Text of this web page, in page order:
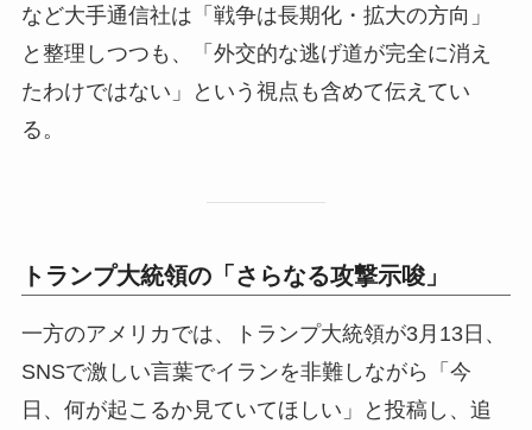
など大手通信社は「戦争は長期化・拡大の方向」
と整理しつつも、「外交的な逃げ道が完全に消え
たわけではない」という視点も含めて伝えてい
る。
トランプ大統領の「さらなる攻撃示唆」
一方のアメリカでは、トランプ大統領が3月13日、
SNSで激しい言葉でイランを非難しながら「今
日、何が起こるか見ていてほしい」と投稿し、追